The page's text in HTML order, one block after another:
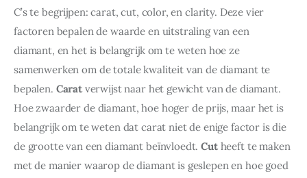
C’s te begrijpen: carat, cut, color, en clarity. Deze vier
factoren bepalen de waarde en uitstraling van een
diamant, en het is belangrijk om te weten hoe ze
samenwerken om de totale kwaliteit van de diamant te
bepalen. Carat verwijst naar het gewicht van de diamant.
Hoe zwaarder de diamant, hoe hoger de prijs, maar het is
belangrijk om te weten dat carat niet de enige factor is die
de grootte van een diamant beïnvloedt. Cut heeft te maken
met de manier waarop de diamant is geslepen en hoe goed